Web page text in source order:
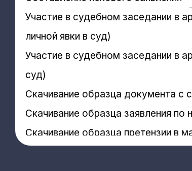
Участие в судебном заседании в
личной явки в суд)
Участие в судебном заседании в
суд)
Скачивание образца документа с
Cкачивание образца заявления
Cкачивание образца претензии в